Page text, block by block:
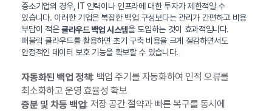
중소기업의 경우, IT 인력이나 인프라에 대한 투자가 제한적일 수
있습니다. 이러한 기업은 복잡한 백업 구성보다는 관리가 간편하고 비용
부담이 적은클라우드 백업 시스템을 도입하는 것이 효과적입니다.
퍼블릭 클라우드를 활용하면 초기 구축 비용을 크게 절감하면서도
안정적인 데이터 보호 기능을 확보할 수 있습니다.
자동화된 백업 정책: 백업 주기를 자동화하여 인적 오류를
최소화하고 운영 효율성 확보
증분 및 차등 백업: 저장 공간 절약과 빠른 복구를 동시에